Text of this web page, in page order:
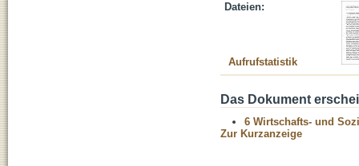
Dateien:
Aufrufstatistik
Das Dokument
6 Wirtschafts- und
Zur Kurzanzeige